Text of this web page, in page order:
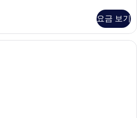
요금 보기
객실 내 금고, 암막 커튼, 다리미/다리